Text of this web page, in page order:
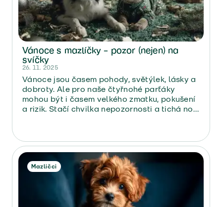
Vánoce s mazlíčky – pozor (nejen) na
svíčky
26. 11. 2025
Vánoce jsou časem pohody, světýlek, lásky a
dobroty. Ale pro naše čtyřnohé parťáky
mohou být i časem velkého zmatku, pokušení
a rizik. Stačí chvilka nepozornosti a tichá noc
Mazličci